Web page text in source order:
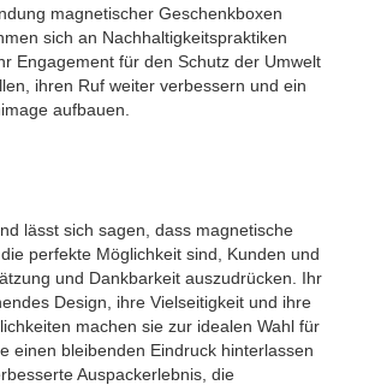
magnetischer Geschenkboxen
sich an Nachhaltigkeitspraktiken
Engagement für den Schutz der Umwelt
ihren Ruf weiter verbessern und ein
aufbauen.
lässt sich sagen, dass magnetische
perfekte Möglichkeit sind, Kunden und
und Dankbarkeit auszudrücken. Ihr
Design, ihre Vielseitigkeit und ihre
machen sie zur idealen Wahl für
einen bleibenden Eindruck hinterlassen
Auspackerlebnis, die